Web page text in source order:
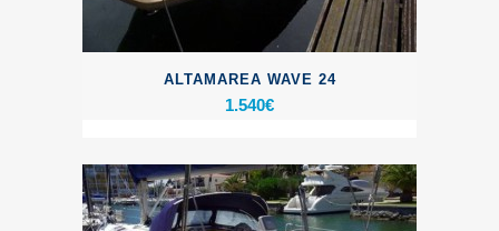
ALTAMAREA WAVE 24
1.540€